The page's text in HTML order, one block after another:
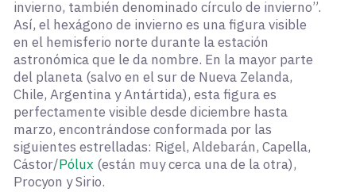
invierno, también denominado círculo de invierno”.
Así, el hexágono de invierno es una figura visible
en el hemisferio norte durante la estación
astronómica que le da nombre. En la mayor parte
del planeta (salvo en el sur de Nueva Zelanda,
Chile, Argentina y Antártida), esta figura es
perfectamente visible desde diciembre hasta
marzo, encontrándose conformada por las
siguientes estrelladas: Rigel, Aldebarán, Capella,
Cástor/Pólux (están muy cerca una de la otra),
Procyon y Sirio.